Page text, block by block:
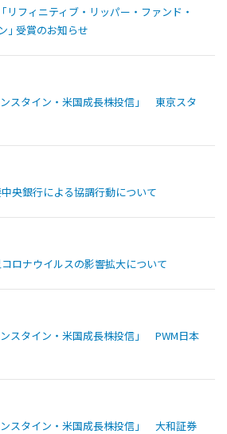
フィニティブ・リッパー・ファンド・
｣ 受賞のお知らせ
ンスタイン・米国成長株投信」 東京スタ
中央銀行による協調行動について
コロナウイルスの影響拡大について
ンスタイン・米国成長株投信」 PWM日本
ンスタイン・米国成長株投信」 大和証券